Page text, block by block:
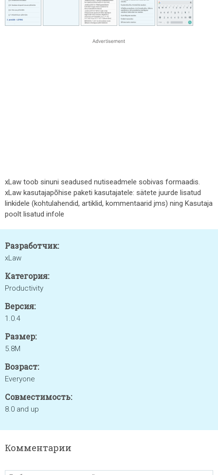
xLaw toob sinuni seadused nutiseadmele sobivas formaadis.
xLaw kasutajapõhise paketi kasutajatele: sätete juurde lisatud
linkidele (kohtulahendid, artiklid, kommentaarid jms) ning Kasutaja
poolt lisatud infole
Разработчик:
xLaw
Категория:
Productivity
Версия:
1.0.4
Размер:
5.8M
Возраст:
Everyone
Совместимость:
8.0 and up
Комментарии